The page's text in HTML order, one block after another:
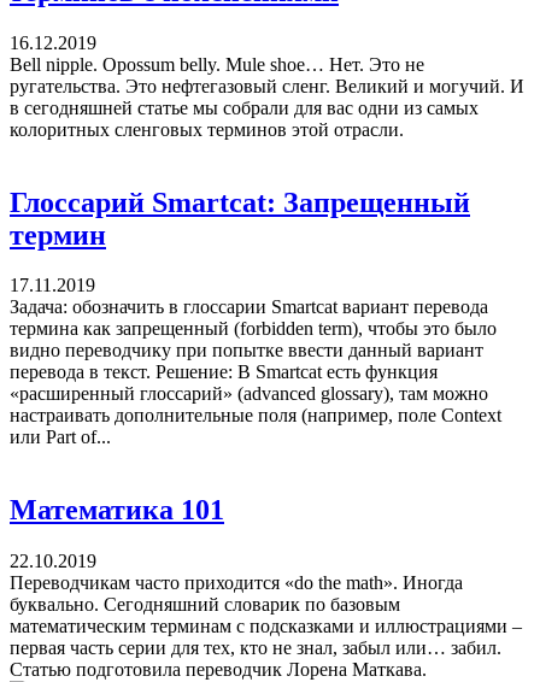
16.12.2019
Bell nipple. Opossum belly. Mule shoe… Нет. Это не
ругательства. Это нефтегазовый сленг. Великий и могучий. И
в сегодняшней статье мы собрали для вас одни из самых
колоритных сленговых терминов этой отрасли.
Глоссарий Smartcat: Запрещенный
термин
17.11.2019
Задача: обозначить в глоссарии Smartcat вариант перевода
термина как запрещенный (forbidden term), чтобы это было
видно переводчику при попытке ввести данный вариант
перевода в текст. Решение: В Smartcat есть функция
«расширенный глоссарий» (advanced glossary), там можно
настраивать дополнительные поля (например, поле Context
или Part of...
Математика 101
22.10.2019
Переводчикам часто приходится «do the math». Иногда
буквально. Сегодняшний словарик по базовым
математическим терминам с подсказками и иллюстрациями –
первая часть серии для тех, кто не знал, забыл или… забил.
Статью подготовила переводчик Лорена Маткава.